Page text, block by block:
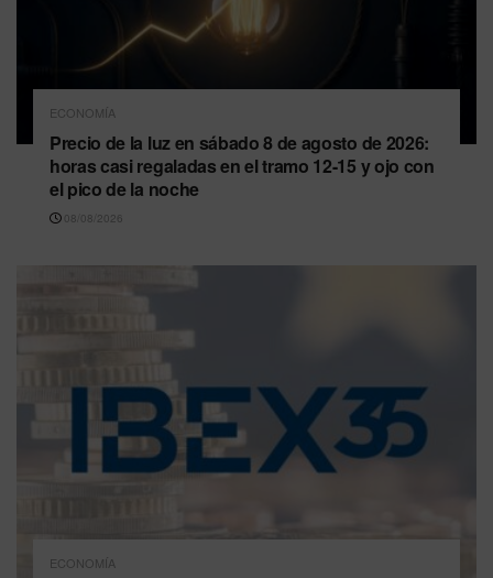
ECONOMÍA
Precio de la luz en sábado 8 de agosto de 2026:
horas casi regaladas en el tramo 12-15 y ojo con
el pico de la noche
08/08/2026
ECONOMÍA